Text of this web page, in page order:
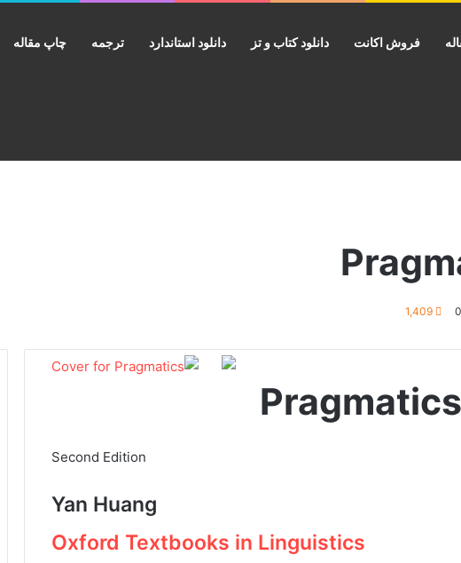
فروش اکانت دانلود کتاب و تز دانلود استاندارد ترجمه چاپ مقاله
0
1,409
Pragmatics
Second Edition
Yan Huang
Oxford Textbooks in Linguistics